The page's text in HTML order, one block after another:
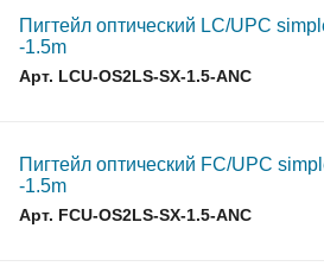
производиться не будет!
автономной работы в
Пигтейл оптический LC/UPC
-1.5m
Арт. LCU-OS2LS-SX-1.5-ANC
Пигтейл оптический FC/UPC
-1.5m
Арт. FCU-OS2LS-SX-1.5-ANC